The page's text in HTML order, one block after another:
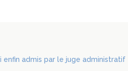
admis par le juge administratif